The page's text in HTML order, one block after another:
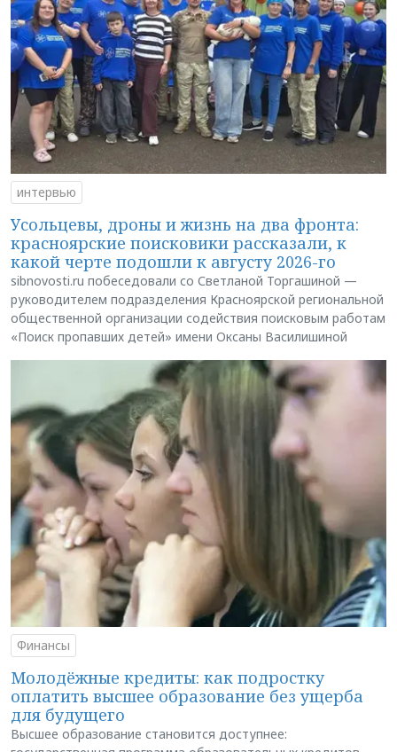
интервью
Усольцевы, дроны и жизнь на два фронта:
красноярские поисковики рассказали, к
какой черте подошли к августу 2026-го
sibnovosti.ru побеседовали со Светланой Торгашиной —
руководителем подразделения Красноярской региональной
общественной организации содействия поисковым работам
«Поиск пропавших детей» имени Оксаны Василишиной
Финансы
Молодёжные кредиты: как подростку
оплатить высшее образование без ущерба
для будущего
Высшее образование становится доступнее: